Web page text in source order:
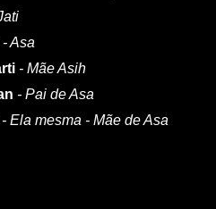
- Asa
- Mãe Asih
- Pai de Asa
- Ela mesma - Mãe de Asa